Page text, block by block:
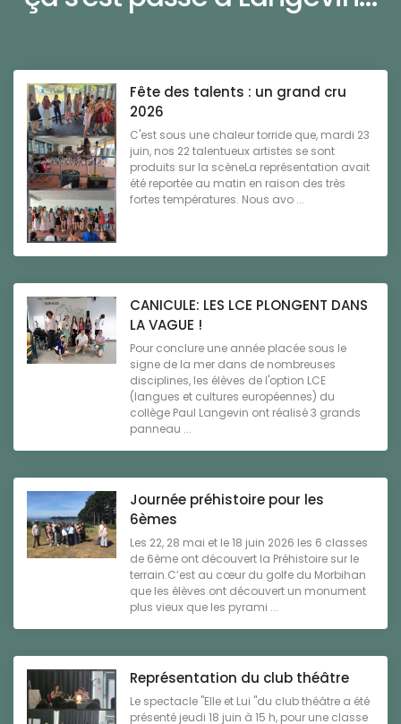
Fête des talents : un grand cru
2026
C'est sous une chaleur torride que, mardi 23
juin, nos 22 talentueux artistes se sont
produits sur la scèneLa représentation avait
été reportée au matin en raison des très
fortes températures. Nous avo ...
CANICULE: LES LCE PLONGENT DANS
LA VAGUE !
Pour conclure une année placée sous le
signe de la mer dans de nombreuses
disciplines, les élèves de l'option LCE
(langues et cultures européennes) du
collège Paul Langevin ont réalisé 3 grands
panneau ...
Journée préhistoire pour les
6èmes
Les 22, 28 mai et le 18 juin 2026 les 6 classes
de 6ème ont découvert la Préhistoire sur le
terrain.C’est au cœur du golfe du Morbihan
que les élèves ont découvert un monument
plus vieux que les pyrami ...
Représentation du club théâtre
Le spectacle "Elle et Lui "du club théâtre a été
présenté jeudi 18 juin à 15 h, pour une classe